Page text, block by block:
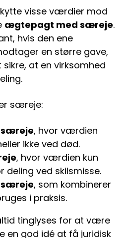
visse værdier mod
ægtepagt med særeje.
hvis den ene
en større gave,
sikre, at en virksomhed
særeje:
, hvor værdien
ikke ved død.
, hvor værdien kun
deling ved skilsmisse.
, som kombinerer
i praksis.
tinglyses for at være
en god idé at få juridisk